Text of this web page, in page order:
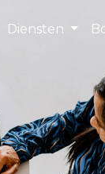
Diensten